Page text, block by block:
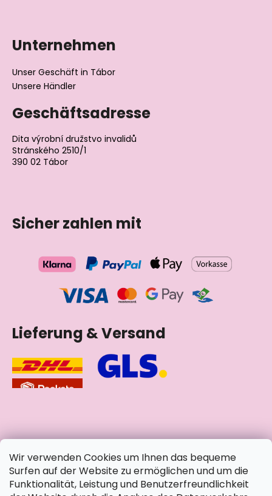
Wir verwenden Cookies um Ihnen das bequeme
Surfen auf der Website zu ermöglichen und um die
Funktionalität, Leistung und Benutzerfreundlichkeit
Unternehmen
Unser Geschäft in Tábor
Unsere Händler
Geschäftsadresse
Dita výrobní družstvo invalidů
Stránského 2510/1
390 02 Tábor
Sicher zahlen mit
Lieferung & Versand
soziale Netzwerke